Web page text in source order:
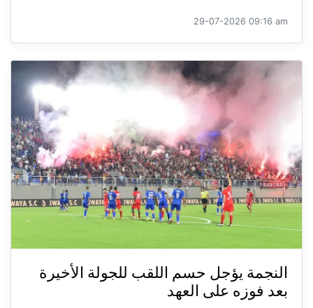
29-07-2026 09:16 am
النجمة يؤجل حسم اللقب للجولة الأخيرة
بعد فوزه على العهد